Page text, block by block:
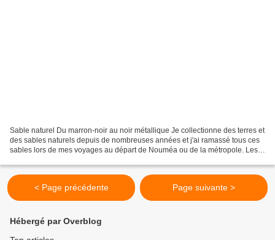
Sable naturel Du marron-noir au noir métallique Je collectionne des terres et
des sables naturels depuis de nombreuses années et j'ai ramassé tous ces
sables lors de mes voyages au départ de Nouméa ou de la métropole. Les
< Page précédente Page suivante >
Hébergé par Overblog